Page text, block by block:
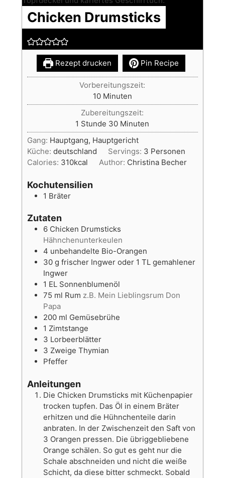
Chicken Drumsticks
Rezept drucken Pin Recipe
Vorbereitungszeit:
10Minuten
Minuten
Zubereitungszeit:
1 Stunde
Stunde 30Minuten
Minuten
Gang: Hauptgang, Hauptgericht
Küche: deutschland Servings: 3 Personen
Calories: 310kcal Author: Christina Becher
Kochutensilien
1 Bräter
Zutaten
6 Chicken Drumsticks
Hähnchenunterkeulen
4 unbehandelte Bio-Orangen
30 g frischer Ingwer oder 1 TL gemahlener
Ingwer
1 EL Sonnenblumenöl
75 ml Rum z.B. Mein Lieblingsrum Don
Papa
200 ml Gemüsebrühe
1 Zimtstange
3 Lorbeerblätter
3 Zweige Thymian
Pfeffer
Anleitungen
Die Chicken Drumsticks mit Küchenpapier
trocken tupfen. Das Öl in einem Bräter
erhitzen und die Hühnchenteile darin
anbraten. In der Zwischenzeit den Saft von
3 Orangen pressen. Die übriggebliebene
Orange schälen. So gut es geht nur die
Schale abschneiden und nicht die weiße
Schicht, da diese bitter schmeckt. Sobald